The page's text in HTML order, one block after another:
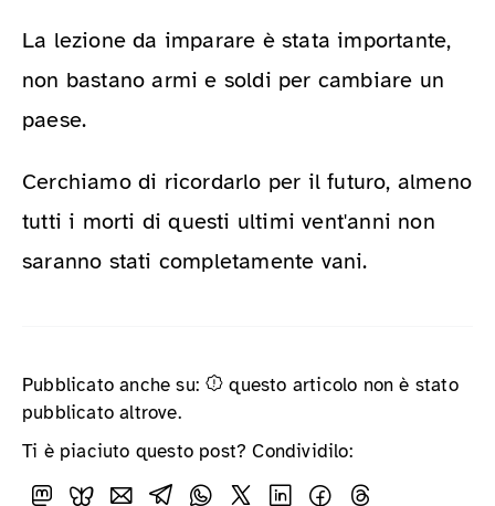
La lezione da imparare è stata importante,
non bastano armi e soldi per cambiare un
paese.
Cerchiamo di ricordarlo per il futuro, almeno
tutti i morti di questi ultimi vent'anni non
saranno stati completamente vani.
Pubblicato anche su:
questo articolo non è stato
pubblicato altrove.
Ti è piaciuto questo post? Condividilo: